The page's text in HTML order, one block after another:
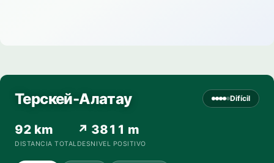
Терскей-Алатау Difícil
92 km
DISTANCIA TOTAL
↗ 3811 m
DESNIVEL POSITIVO